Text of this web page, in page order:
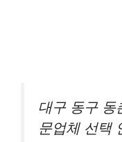
대구 동구 동
문업체 선택